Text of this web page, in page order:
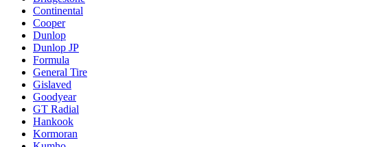
Continental
Cooper
Dunlop
Dunlop JP
Formula
General Tire
Gislaved
Goodyear
GT Radial
Hankook
Kormoran